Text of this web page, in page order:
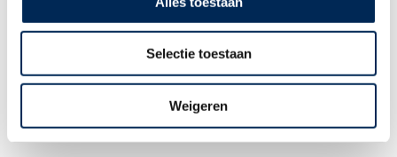
Selectie toestaan
Weigeren
op compensatie heeft, nadat hij ee vergoeding daadwerkelijk heeft
dient die bedragen dan voor te financieren.